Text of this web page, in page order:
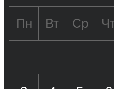
Пн Вт Ср